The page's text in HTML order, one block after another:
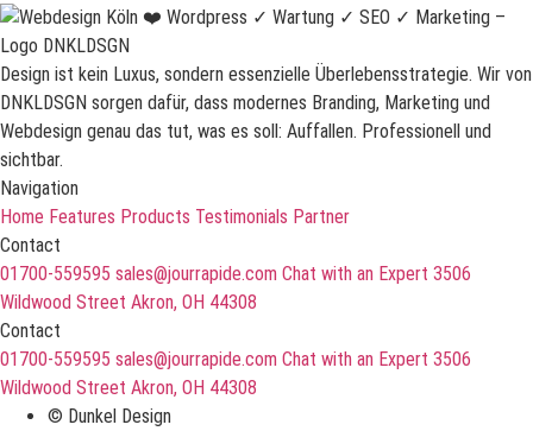
Design ist kein Luxus, sondern essenzielle Überlebensstrategie. Wir von
DNKLDSGN sorgen dafür, dass modernes Branding, Marketing und
Webdesign genau das tut, was es soll: Auffallen. Professionell und
sichtbar.
Navigation
Home Features Products Testimonials Partner
Contact
01700-559595 sales@jourrapide.com Chat with an Expert 3506
Wildwood Street Akron, OH 44308
Contact
01700-559595 sales@jourrapide.com Chat with an Expert 3506
Wildwood Street Akron, OH 44308
© Dunkel Design